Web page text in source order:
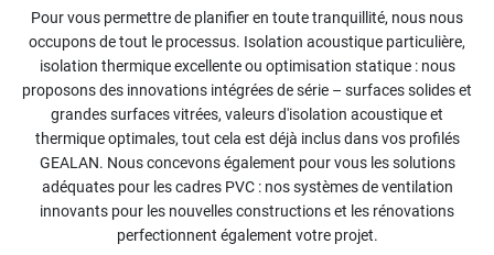
Pour vous permettre de planifier en toute tranquillité, nous nous
occupons de tout le processus. Isolation acoustique particulière,
isolation thermique excellente ou optimisation statique : nous
proposons des innovations intégrées de série – surfaces solides et
grandes surfaces vitrées, valeurs d'isolation acoustique et
thermique optimales, tout cela est déjà inclus dans vos profilés
GEALAN. Nous concevons également pour vous les solutions
adéquates pour les cadres PVC : nos systèmes de ventilation
innovants pour les nouvelles constructions et les rénovations
perfectionnent également votre projet.